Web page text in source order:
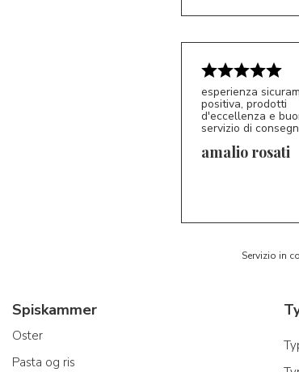
esperienza
positiva, prodotti
d'eccellenza e
servizio di
amalio rosati
Servizio in
Spiskammer
Oster
Pasta og ris